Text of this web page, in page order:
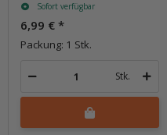
Sofort verfügbar
6,99 € *
Packung: 1 Stk.
Stk.